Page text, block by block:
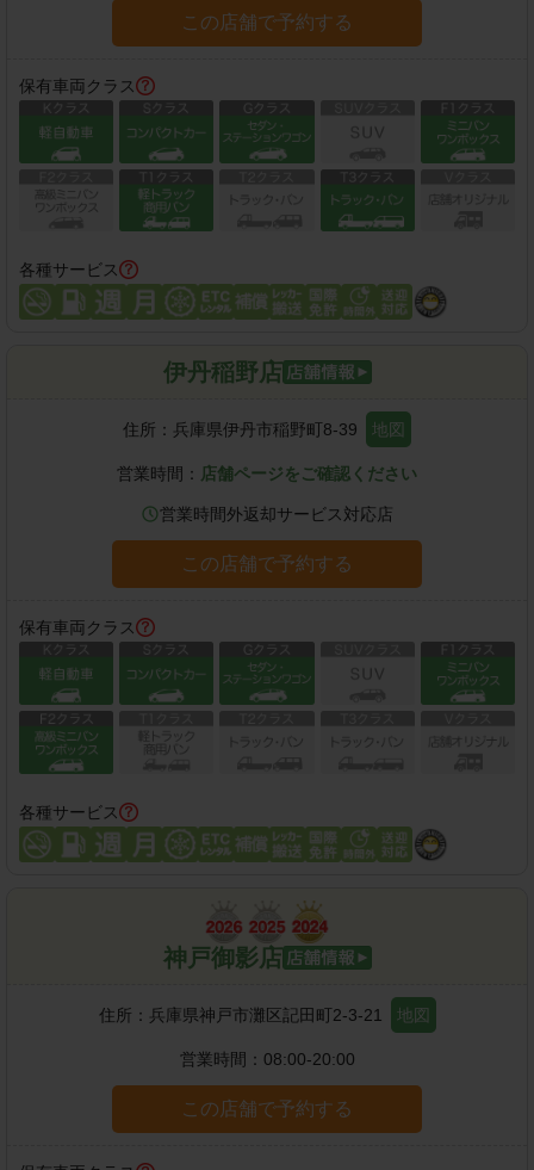
この店舗で予約する
保有車両クラス
各種サービス
伊丹稲野店
住所： 兵庫県伊丹市稲野町8-39 地図
営業時間： 店舗ページをご確認ください
営業時間外返却サービス対応店
この店舗で予約する
保有車両クラス
各種サービス
神戸御影店
住所： 兵庫県神戸市灘区記田町2-3-21 地図
営業時間： 08:00-20:00
この店舗で予約する